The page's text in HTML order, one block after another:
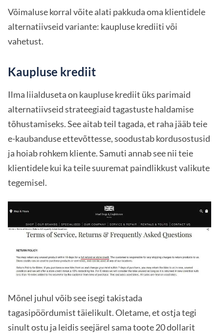
Võimaluse korral võite alati pakkuda oma klientidele
alternatiivseid variante: kaupluse krediiti või
vahetust.
Kaupluse krediit
Ilma liialduseta on kaupluse krediit üks parimaid
alternatiivseid strateegiaid tagastuste haldamise
tõhustamiseks. See aitab teil tagada, et raha jääb teie
e-kaubanduse ettevõttesse, soodustab kordusostusid
ja hoiab rohkem kliente. Samuti annab see nii teie
klientidele kui ka teile suuremat paindlikkust valikute
tegemisel.
Mõnel juhul võib see isegi takistada
tagasipöördumist täielikult. Oletame, et ostja tegi
sinult ostu ja leidis seejärel sama toote 20 dollarit